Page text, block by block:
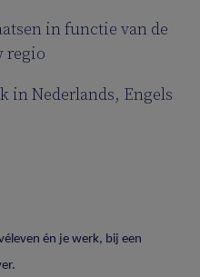
in functie van de
regio
in Nederlands, Engels
én je werk, bij een